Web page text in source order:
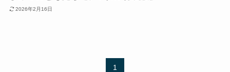
2026年2月16日
1